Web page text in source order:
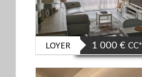
LOYER 1 000 € CC*